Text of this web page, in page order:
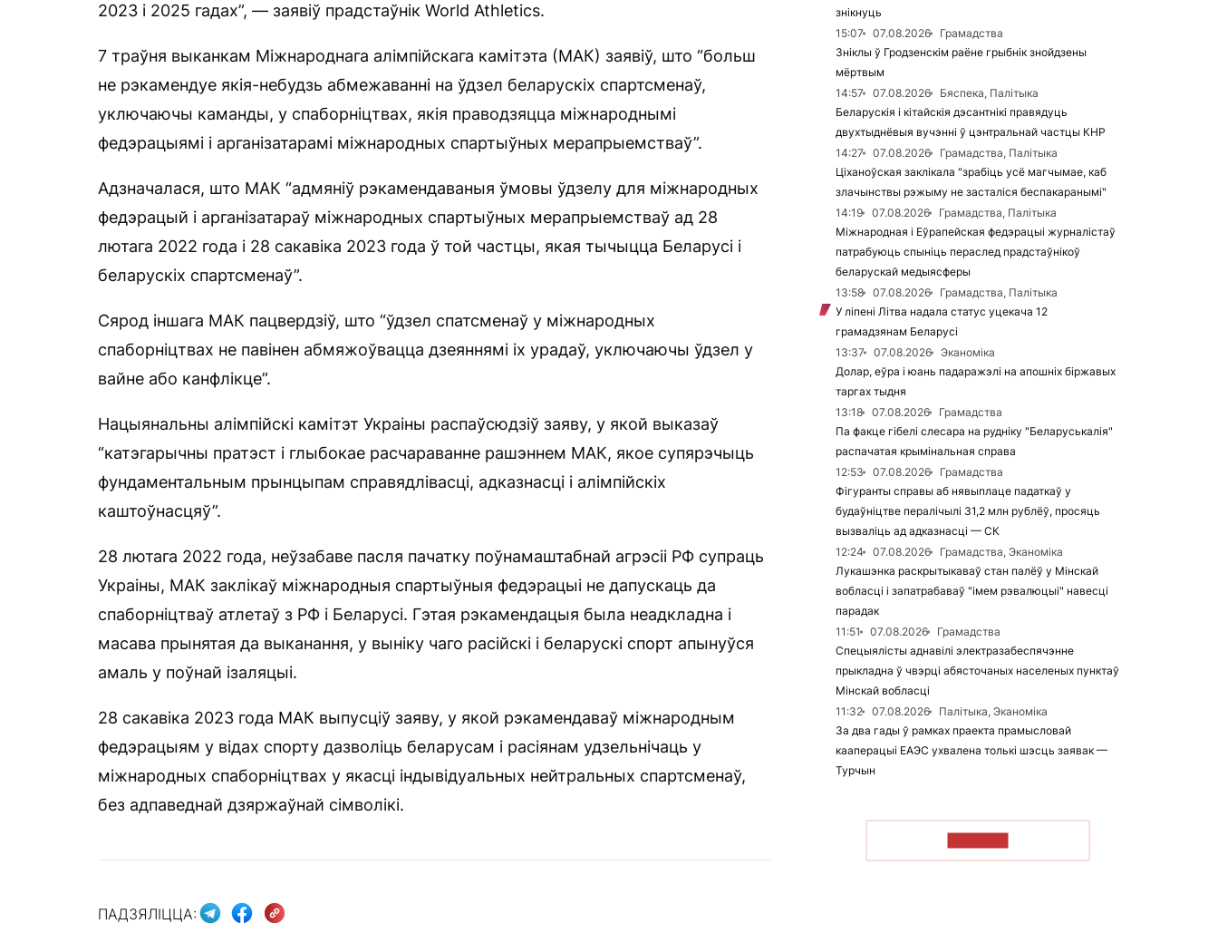
2023 і 2025 гадах”, — заявіў прадстаўнік World Athletics.
7 траўня выканкам Міжнароднага алімпійскага камітэта (МАК) заявіў, што “больш
не рэкамендуе якія-небудзь абмежаванні на ўдзел беларускіх спартсменаў,
уключаючы каманды, у спаборніцтвах, якія праводзяцца міжнароднымі
федэрацыямі і арганізатарамі міжнародных спартыўных мерапрыемстваў”.
Адзначалася, што МАК “адмяніў рэкамендаваныя ўмовы ўдзелу для міжнародных
федэрацый і арганізатараў міжнародных спартыўных мерапрыемстваў ад 28
лютага 2022 года і 28 сакавіка 2023 года ў той частцы, якая тычыцца Беларусі і
беларускіх спартсменаў”.
Сярод іншага МАК пацвердзіў, што “ўдзел спатсменаў у міжнародных
спаборніцтвах не павінен абмяжоўвацца дзеяннямі іх урадаў, уключаючы ўдзел у
вайне або канфлікце”.
Нацыянальны алімпійскі камітэт Украіны распаўсюдзіў заяву, у якой выказаў
“катэгарычны пратэст і глыбокае расчараванне рашэннем МАК, якое супярэчыць
фундаментальным прынцыпам справядлівасці, адказнасці і алімпійскіх
каштоўнасцяў”.
28 лютага 2022 года, неўзабаве пасля пачатку поўнамаштабнай агрэсіі РФ супраць
Украіны, МАК заклікаў міжнародныя спартыўныя федэрацыі не дапускаць да
спаборніцтваў атлетаў з РФ і Беларусі. Гэтая рэкамендацыя была неадкладна і
масава прынятая да выканання, у выніку чаго расійскі і беларускі спорт апынуўся
амаль у поўнай ізаляцыі.
28 сакавіка 2023 года МАК выпусціў заяву, у якой рэкамендаваў міжнародным
федэрацыям у відах спорту дазволіць беларусам і расіянам удзельнічаць у
міжнародных спаборніцтвах у якасці індывідуальных нейтральных спартсменаў,
без адпаведнай дзяржаўнай сімволікі.
ПАДЗЯЛІЦЦА:
знікнуць
15:07
07.08.2026
Грамадства
Зніклы ў Гродзенскім раёне грыбнік знойдзены
мёртвым
14:57
07.08.2026
Бяспека, Палітыка
Беларускія і кітайскія дэсантнікі правядуць
двухтыднёвыя вучэнні ў цэнтральнай частцы КНР
14:27
07.08.2026
Грамадства, Палітыка
Ціханоўская заклікала "зрабіць усё магчымае, каб
злачынствы рэжыму не засталіся беспакаранымі"
14:19
07.08.2026
Грамадства, Палітыка
Міжнародная і Еўрапейская федэрацыі журналістаў
патрабуюць спыніць пераслед прадстаўнікоў
беларускай медыясферы
13:58
07.08.2026
Грамадства, Палітыка
У ліпені Літва надала статус уцекача 12
грамадзянам Беларусі
13:37
07.08.2026
Эканоміка
Долар, еўра і юань падаражэлі на апошніх біржавых
таргах тыдня
13:18
07.08.2026
Грамадства
Па факце гібелі слесара на рудніку "Беларуськалія"
распачатая крымінальная справа
12:53
07.08.2026
Грамадства
Фігуранты справы аб нявыплаце падаткаў у
будаўніцтве пералічылі 31,2 млн рублёў, просяць
вызваліць ад адказнасці — СК
12:24
07.08.2026
Грамадства, Эканоміка
Лукашэнка раскрытыкаваў стан палёў у Мінскай
вобласці і запатрабаваў "імем рэвалюцыі" навесці
парадак
11:51
07.08.2026
Грамадства
Спецыялісты аднавілі электразабеспячэнне
прыкладна ў чвэрці абясточаных населеных пунктаў
Мінскай вобласці
11:32
07.08.2026
Палітыка, Эканоміка
За два гады ў рамках праекта прамысловай
кааперацыі ЕАЭС ухвалена толькі шэсць заявак —
Турчын